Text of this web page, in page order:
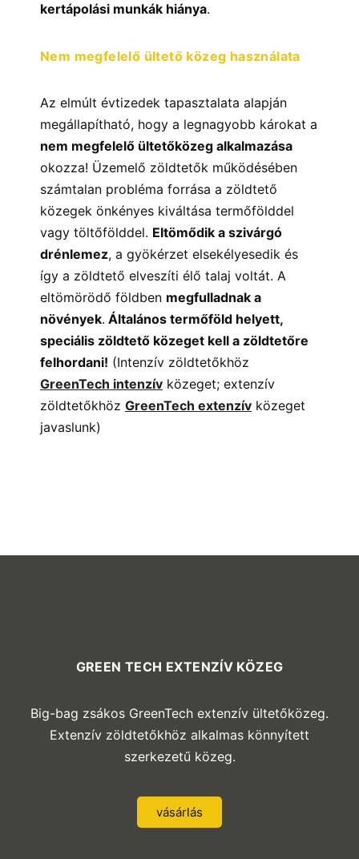
kertápolási munkák hiánya.
Nem megfelelő ültető közeg használata
Az elmúlt évtizedek tapasztalata alapján
megállapítható, hogy a legnagyobb károkat a
nem megfelelő ültetőközeg alkalmazása
okozza! Üzemelő zöldtetők működésében
számtalan probléma forrása a zöldtető
közegek önkényes kiváltása termőfölddel
vagy töltőfölddel. Eltömődik a szivárgó
drénlemez, a gyökérzet elsekélyesedik és
így a zöldtető elveszíti élő talaj voltát. A
eltömörödő földben megfulladnak a
növények. Általános termőföld helyett,
speciális zöldtető közeget kell a zöldtetőre
felhordani! (Intenzív zöldtetőkhöz
GreenTech intenzív közeget; extenzív
zöldtetőkhöz GreenTech extenzív közeget
javaslunk)
GREEN TECH EXTENZÍV KÖZEG
Big-bag zsákos GreenTech extenzív ültetőközeg.
Extenzív zöldtetőkhöz alkalmas könnyített
szerkezetű közeg.
vásárlás